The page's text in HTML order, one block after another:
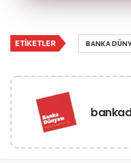
ETIKETLER BANKA